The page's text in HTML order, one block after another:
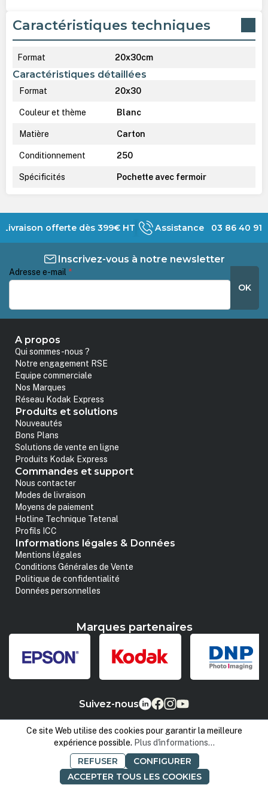
Caractéristiques techniques
Format 20x30cm
Caractéristiques détaillées
Format 20x30
Couleur et thème Blanc
Matière Carton
Conditionnement 250
Spécificités Pochette avec fermoir
Livraison offerte dès 399€ HT Assistance 03 86 40 91
Inscrivez-vous à notre newsletter
Adresse e-mail *
OK
A propos
Qui sommes-nous ?
Notre engagement RSE
Equipe commerciale
Nos Marques
Réseau Kodak Express
Produits et solutions
Nouveautés
Bons Plans
Solutions de vente en ligne
Produits Kodak Express
Commandes et support
Nous contacter
Modes de livraison
Moyens de paiement
Hotline Technique Tetenal
Profils ICC
Informations légales & Données
Mentions légales
Conditions Générales de Vente
Politique de confidentialité
Données personnelles
Marques partenaires
Suivez-nous
Ce site Web utilise des cookies pour garantir la meilleure
expérience possible. Plus d'informations...
REFUSER
CONFIGURER
ACCEPTER TOUS LES COOKIES